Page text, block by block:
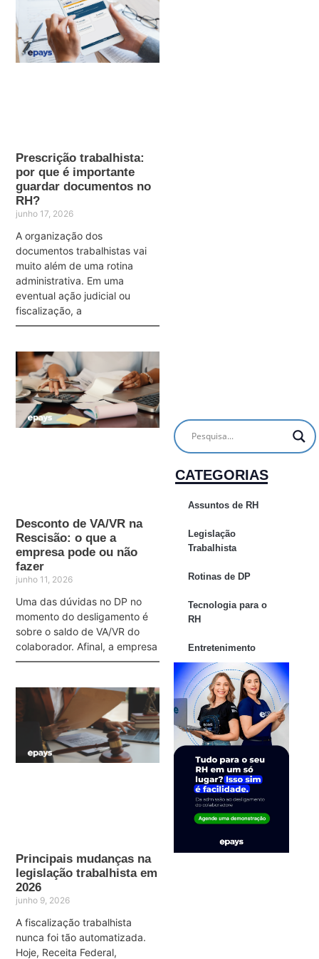
Prescrição trabalhista:
por que é importante
guardar documentos no
RH?
junho 17, 2026
A organização dos
documentos trabalhistas vai
muito além de uma rotina
administrativa. Em uma
eventual ação judicial ou
fiscalização, a
Desconto de VA/VR na
Rescisão: o que a
empresa pode ou não
fazer
junho 11, 2026
Uma das dúvidas no DP no
momento do desligamento é
sobre o saldo de VA/VR do
colaborador. Afinal, a empresa
Principais mudanças na
legislação trabalhista em
2026
junho 9, 2026
A fiscalização trabalhista
nunca foi tão automatizada.
Hoje, Receita Federal,
CATEGORIAS
Assuntos de RH
Legislação
Trabalhista
Rotinas de DP
Tecnologia para o
RH
Entretenimento